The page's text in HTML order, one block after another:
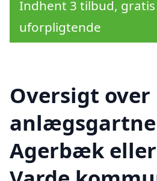
Indhent 3 tilbud, gratis
uforpligtende
Oversigt over
Agerbæk